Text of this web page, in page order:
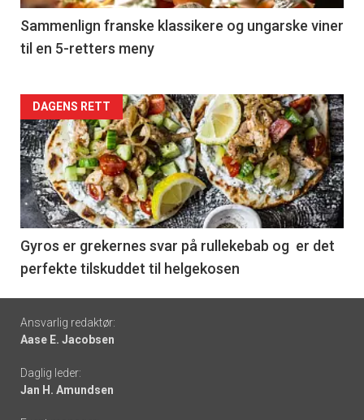
5
Sammenlign franske klassikere og ungarske viner
til en 5-retters meny
Forsiden
akkurat
nå
-
6
DAGENS RETT
Gyros er grekernes svar på rullekebab og er det
perfekte tilskuddet til helgekosen
Footer
-
links
Ansvarlig redaktør:
Aase E. Jacobsen
Daglig leder:
Jan H. Amundsen